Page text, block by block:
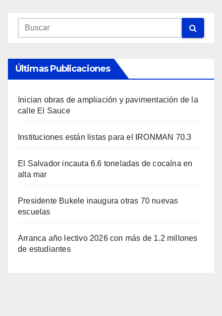
Últimas Publicaciones
Inician obras de ampliación y pavimentación de la
calle El Sauce
Instituciones están listas para el IRONMAN 70.3
El Salvador incauta 6.6 toneladas de cocaína en
alta mar
Presidente Bukele inaugura otras 70 nuevas
escuelas
Arranca año lectivo 2026 con más de 1.2 millones
de estudiantes